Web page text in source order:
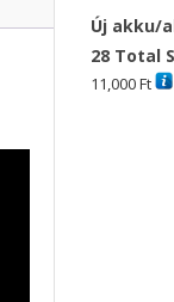
Új akku/
28 Total
11,000Ft